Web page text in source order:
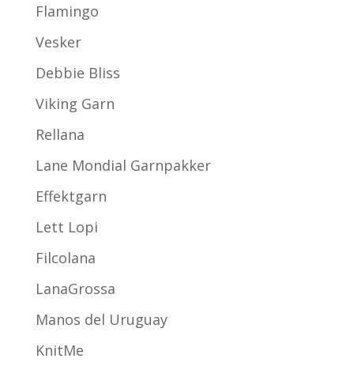
Flamingo
Vesker
Debbie Bliss
Viking Garn
Rellana
Lane Mondial Garnpakker
Effektgarn
Lett Lopi
Filcolana
LanaGrossa
Manos del Uruguay
KnitMe